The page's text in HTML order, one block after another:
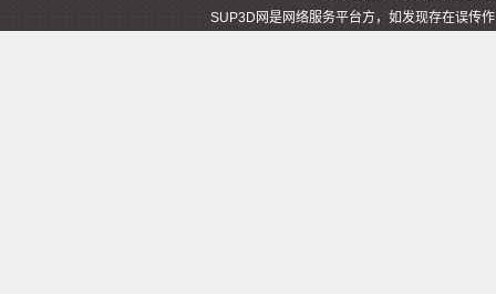
SUP3D网是网络服务平台方，如发现存在误传